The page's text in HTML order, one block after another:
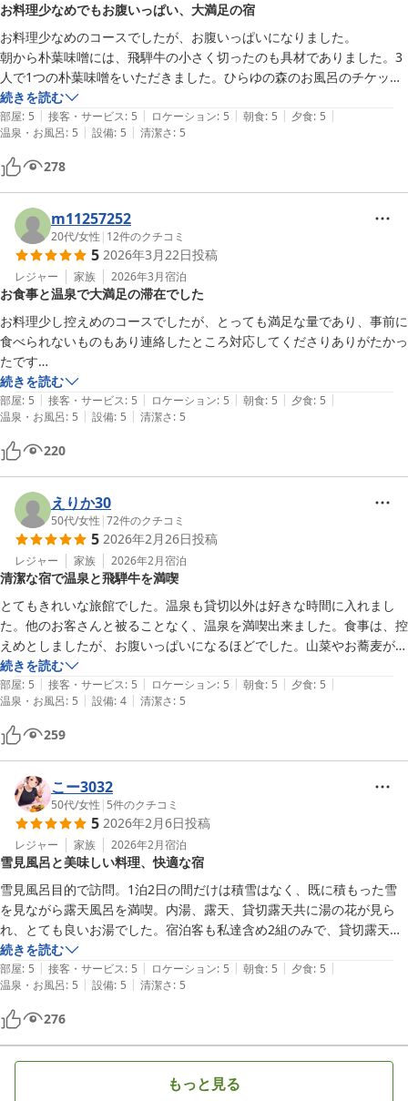
お料理少なめでもお腹いっぱい、大満足の宿
お料理少なめのコースでしたが、お腹いっぱいになりました。
朝から朴葉味噌には、飛騨牛の小さく切ったのも具材でありました。3
人で1つの朴葉味噌をいただきました。ひらゆの森のお風呂のチケット
も400円で買わせていただけたので、ほおのきスキー場からの帰りに、
続きを読む
部屋: 5 | 接客・サービス: 5 | ロケーション: 5 | 朝食: 5 | 夕食: 5 |
温泉・お風呂: 5 | 設備: 5 | 清潔さ: 5
278
m11257252
20代/女性 | 12件のクチコミ
5 2026年3月22日投稿
レジャー 家族 2026年3月宿泊
お食事と温泉で大満足の滞在でした
お料理少し控えめのコースでしたが、とっても満足な量であり、事前に
食べられないものもあり連絡したところ対応してくださりありがたかっ
たです
川魚、飛騨牛など地元食材がたくさんのとっても美味しいお食事でし
た！
温泉も貸し切り風呂や露天風呂もあり、とっても温まり気持ちよかった
です！
ゆっくりさせていただけました！
続きを読む
部屋: 5 | 接客・サービス: 5 | ロケーション: 5 | 朝食: 5 | 夕食: 5 |
温泉・お風呂: 5 | 設備: 5 | 清潔さ: 5
220
えりか30
50代/女性 |72件のクチコミ
5 2026年2月26日投稿
レジャー 家族 2026年2月宿泊
清潔な宿で温泉と飛騨牛を満喫
とてもきれいな旅館でした。温泉も貸切以外は好きな時間に入れまし
た。他のお客さんと被ることなく、温泉を満喫出来ました。食事は、控
えめとしましたが、お腹いっぱいになるほどでした。山菜やお蕎麦が美
味しく、メインの飛騨牛はもちろん、小鉢なども美味しくて、完食しま
した。
海外の方が数組宿泊されていましたが、お宿のご主人が丁寧に接客され
ていて、海外の方にも人気なお宿なんだなぁと思いました。
また、宿泊したいと思うお宿でした。ありがとうございます。
続きを読む
部屋: 5 | 接客・サービス: 5 | ロケーション: 5 | 朝食: 5 | 夕食: 5 |
温泉・お風呂: 5 | 設備: 4 | 清潔さ: 5
259
こー3032
50代/女性 | 5件のクチコミ
5 2026年2月6日投稿
レジャー 家族 2026年2月宿泊
雪見風呂と美味しい料理、快適な宿
雪見風呂目的で訪問。1泊2日の間だけは積雪はなく、既に積もった雪
を見ながら露天風呂を満喫。内湯、露天、貸切露天共に湯の花が見ら
れ、とても良いお湯でした。宿泊客も私達含め2組のみで、貸切露天は
行く度に貸切で、堪能しまくりました！
お料理も飛騨牛はじめ、どれも美味しくよく食べる夫も満腹になってい
ました。
館内はどこも床暖房完備で、全く寒さを感じる
ことなく快適でした。また機会があれば伺いたいお宿です。
続きを読む
部屋: 5 | 接客・サービス: 5 | ロケーション: 5 | 朝食: 5 | 夕食: 5 |
温泉・お風呂: 5 | 設備: 5 | 清潔さ: 5
276
もっと見る